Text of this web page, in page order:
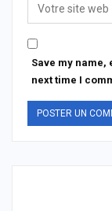
Save my
next time I